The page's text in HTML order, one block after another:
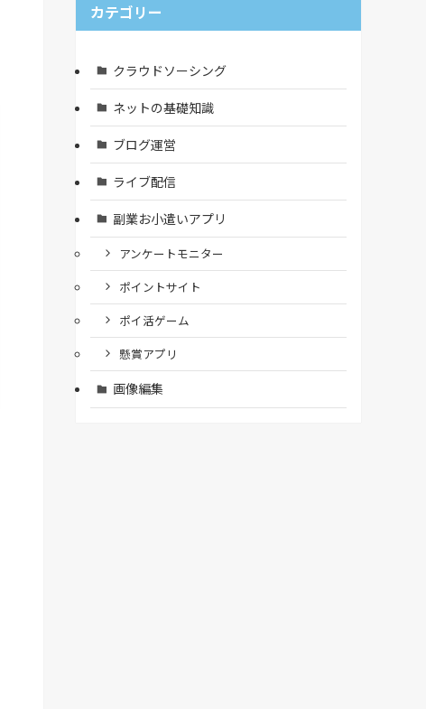
カテゴリー
クラウドソーシング
ネットの基礎知識
ブログ運営
ライブ配信
副業お小遣いアプリ
アンケートモニター
ポイントサイト
ポイ活ゲーム
懸賞アプリ
画像編集